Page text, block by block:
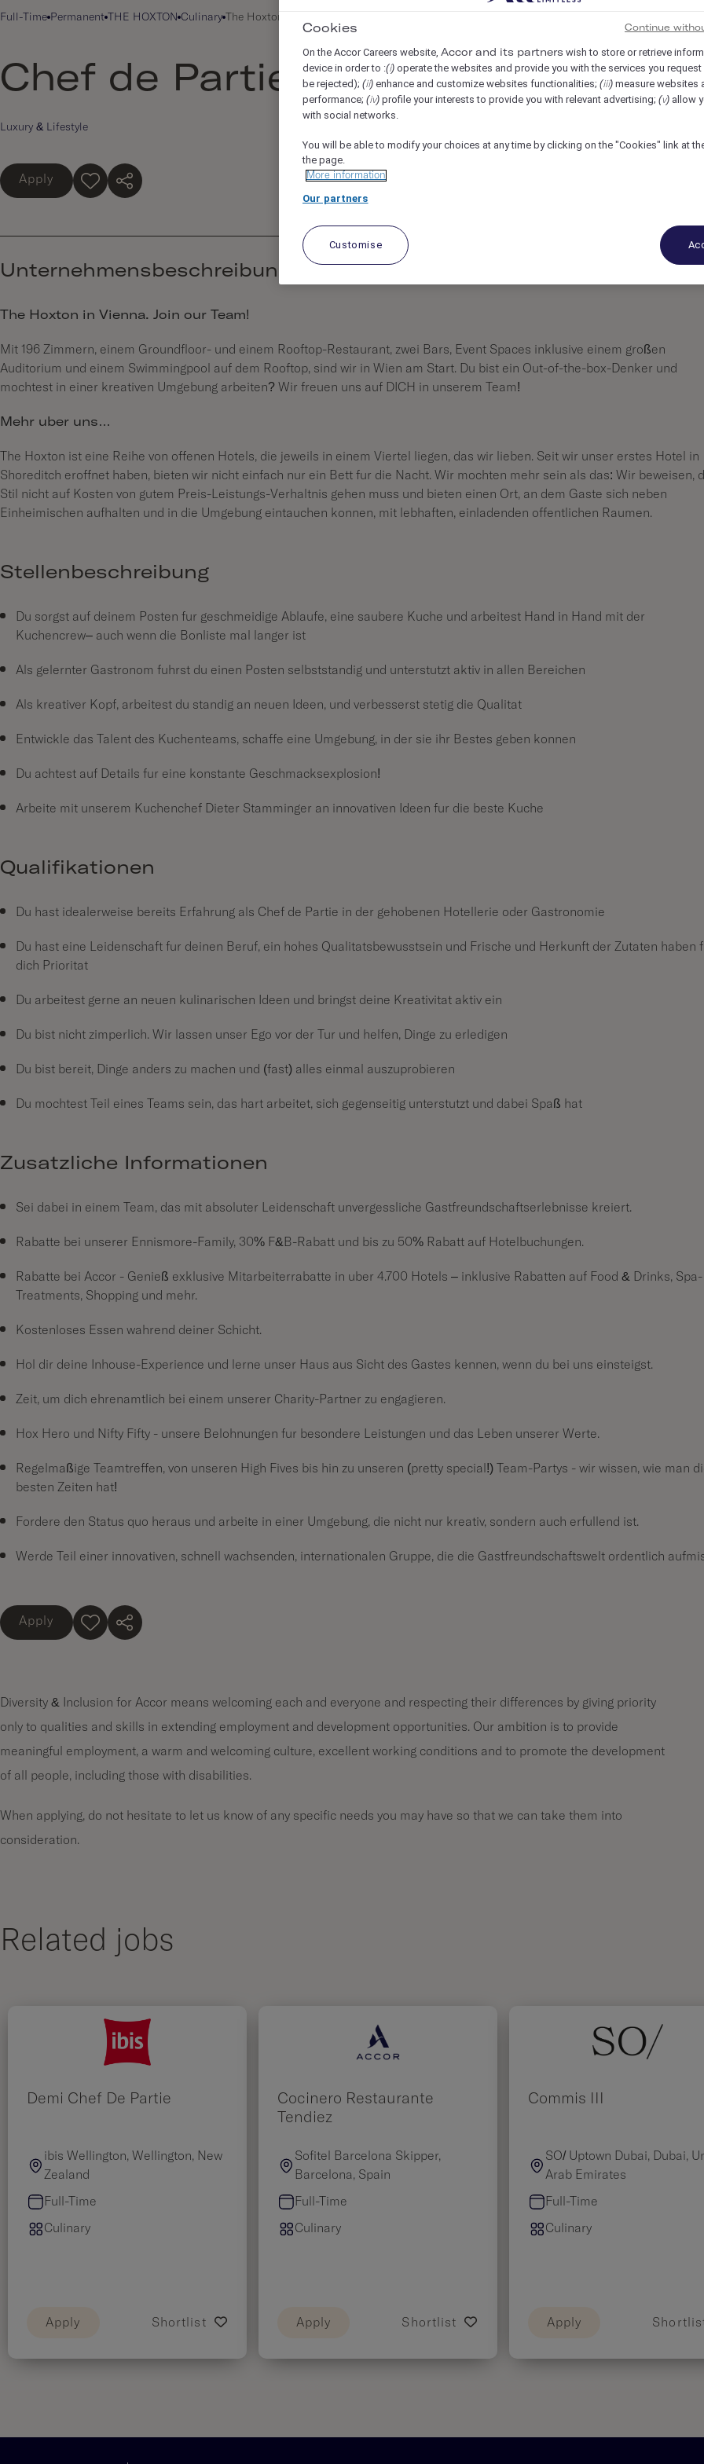
Full-Time Permanent THE HOXTON Culinary The Hoxton, Vienna, Vienna, Austria
Chef de Partie (m/f/d)
Luxury & Lifestyle
Apply
Unternehmensbeschreibung
The Hoxton in Vienna. Join our Team!
Mit 196 Zimmern, einem Groundfloor- und einem Rooftop-Restaurant, zwei Bars, Event Spaces inklusive einem großen
Auditorium und einem Swimmingpool auf dem Rooftop, sind wir in Wien am Start. Du bist ein Out-of-the-box-Denker und
möchtest in einer kreativen Umgebung arbeiten? Wir freuen uns auf DICH in unserem Team!
Mehr über uns…
The Hoxton ist eine Reihe von offenen Hotels, die jeweils in einem Viertel liegen, das wir lieben. Seit wir unser erstes Hotel in
Shoreditch eröffnet haben, bieten wir nicht einfach nur ein Bett für die Nacht. Wir möchten mehr sein als das: Wir beweisen,
Stil nicht auf Kosten von gutem Preis-Leistungs-Verhältnis gehen muss und bieten einen Ort, an dem Gäste sich neben
Einheimischen aufhalten und in die Umgebung eintauchen können, mit lebhaften, einladenden öffentlichen Räumen.
Stellenbeschreibung
Du sorgst auf deinem Posten für geschmeidige Abläufe, eine saubere Küche und arbeitest Hand in Hand mit der
Küchencrew– auch wenn die Bonliste mal länger ist
Als gelernter Gastronom führst du einen Posten selbstständig und unterstützt aktiv in allen Bereichen
Als kreativer Kopf, arbeitest du ständig an neuen Ideen, und verbesserst stetig die Qualität
Entwickle das Talent des Küchenteams, schaffe eine Umgebung, in der sie ihr Bestes geben können
Du achtest auf Details für eine konstante Geschmacksexplosion!
Arbeite mit unserem Küchenchef Dieter Stamminger an innovativen Ideen für die beste Küche
Qualifikationen
Du hast idealerweise bereits Erfahrung als Chef de Partie in der gehobenen Hotellerie oder Gastronomie
Du hast eine Leidenschaft für deinen Beruf, ein hohes Qualitätsbewusstsein und Frische und Herkunft der Zutaten haben
dich Priorität
Du arbeitest gerne an neuen kulinarischen Ideen und bringst deine Kreativität aktiv ein
Du bist nicht zimperlich. Wir lassen unser Ego vor der Tür und helfen, Dinge zu erledigen
Du bist bereit, Dinge anders zu machen und (fast) alles einmal auszuprobieren
Du möchtest Teil eines Teams sein, das hart arbeitet, sich gegenseitig unterstützt und dabei Spaß hat
Zusätzliche Informationen
Sei dabei in einem Team, das mit absoluter Leidenschaft unvergessliche Gastfreundschaftserlebnisse kreiert.
Rabatte bei unserer Ennismore-Family, 30% F&B-Rabatt und bis zu 50% Rabatt auf Hotelbuchungen.
Rabatte bei Accor - Genieß exklusive Mitarbeiterrabatte in über 4.700 Hotels – inklusive Rabatten auf Food & Drinks, Spa-
Treatments, Shopping und mehr.
Kostenloses Essen während deiner Schicht.
Hol dir deine Inhouse-Experience und lerne unser Haus aus Sicht des Gastes kennen, wenn du bei uns einsteigst.
Zeit, um dich ehrenamtlich bei einem unserer Charity-Partner zu engagieren.
Hox Hero und Nifty Fifty - unsere Belohnungen für besondere Leistungen und das Leben unserer Werte.
Regelmäßige Teamtreffen, von unseren High Fives bis hin zu unseren (pretty special!) Team-Partys - wir wissen, wie man
besten Zeiten hat!
Fordere den Status quo heraus und arbeite in einer Umgebung, die nicht nur kreativ, sondern auch erfüllend ist.
Werde Teil einer innovativen, schnell wachsenden, internationalen Gruppe, die die Gastfreundschaftswelt ordentlich
Apply
Diversity & Inclusion for Accor means welcoming each and everyone and respecting their differences by giving priority
only to qualities and skills in extending employment and development opportunities. Our ambition is to provide
meaningful employment, a warm and welcoming culture, excellent working conditions and to promote the development
of all people, including those with disabilities.
When applying, do not hesitate to let us know of any specific needs you may have so that we can take them into
consideration.
Related jobs
Demi Chef De Partie
ibis Wellington, Wellington, New
Zealand
Full-Time
Culinary
Apply Shortlist
Cocinero Restaurante
Tendiez
Sofitel Barcelona Skipper,
Barcelona, Spain
Full-Time
Culinary
Apply Shortlist
Commis III
SO/ Uptown Dubai, Dubai,
Arab Emirates
Full-Time
Culinary
Apply
Cookies
On the Accor Careers website, Accor and its partners wish to store or retrieve
device in order to :(i) operate the websites and provide you with the services you
be rejected); (ii) enhance and customize websites functionalities; (iii) measure websites
performance; (iv) profile your interests to provide you with relevant advertising; (v) allow
with social networks.
You will be able to modify your choices at any time by clicking on the "Cookies" link at
the page.
More information
Our partners
Customise
Continue